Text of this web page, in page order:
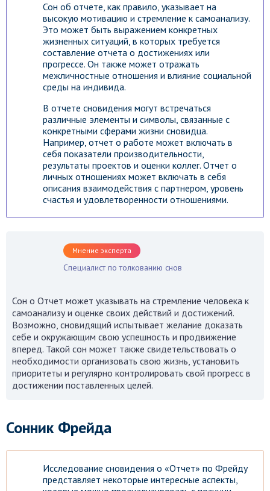
Сон об отчете, как правило, указывает на
высокую мотивацию и стремление к самоанализу.
Это может быть выражением конкретных
жизненных ситуаций, в которых требуется
составление отчета о достижениях или
прогрессе. Он также может отражать
межличностные отношения и влияние социальной
среды на индивида.
В отчете сновидения могут встречаться
различные элементы и символы, связанные с
конкретными сферами жизни сновидца.
Например, отчет о работе может включать в
себя показатели производительности,
результаты проектов и оценки коллег. Отчет о
личных отношениях может включать в себя
описания взаимодействия с партнером, уровень
счастья и удовлетворенности отношениями.
Мнение эксперта
Специалист по толкованию снов
Сон о Отчет может указывать на стремление человека к
самоанализу и оценке своих действий и достижений.
Возможно, сновидящий испытывает желание доказать
себе и окружающим свою успешность и продвижение
вперед. Такой сон может также свидетельствовать о
необходимости организовать свою жизнь, установить
приоритеты и регулярно контролировать свой прогресс в
достижении поставленных целей.
Сонник Фрейда
Исследование сновидения о «Отчет» по Фрейду
представляет некоторые интересные аспекты,